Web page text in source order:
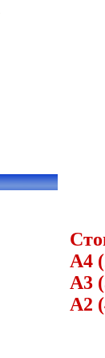
А4
А3
А2